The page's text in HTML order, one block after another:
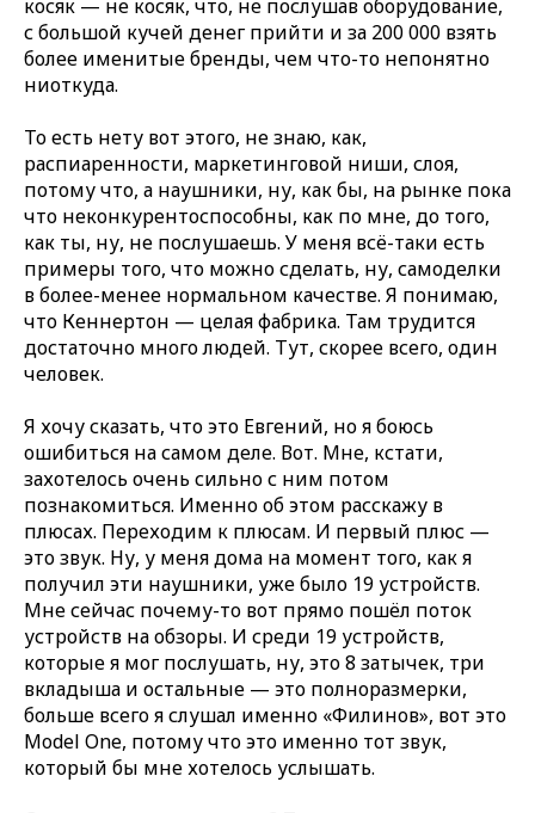
косяк — не косяк, что, не послушав оборудование,
с большой кучей денег прийти и за 200 000 взять
более именитые бренды, чем что-то непонятно
ниоткуда.
То есть нету вот этого, не знаю, как,
распиаренности, маркетинговой ниши, слоя,
потому что, а наушники, ну, как бы, на рынке пока
что неконкурентоспособны, как по мне, до того,
как ты, ну, не послушаешь. У меня всё-таки есть
примеры того, что можно сделать, ну, самоделки
в более-менее нормальном качестве. Я понимаю,
что Кеннертон — целая фабрика. Там трудится
достаточно много людей. Тут, скорее всего, один
человек.
Я хочу сказать, что это Евгений, но я боюсь
ошибиться на самом деле. Вот. Мне, кстати,
захотелось очень сильно с ним потом
познакомиться. Именно об этом расскажу в
плюсах. Переходим к плюсам. И первый плюс —
это звук. Ну, у меня дома на момент того, как я
получил эти наушники, уже было 19 устройств.
Мне сейчас почему-то вот прямо пошёл поток
устройств на обзоры. И среди 19 устройств,
которые я мог послушать, ну, это 8 затычек, три
вкладыша и остальные — это полноразмерки,
больше всего я слушал именно «Филинов», вот это
Model One, потому что это именно тот звук,
который бы мне хотелось услышать.